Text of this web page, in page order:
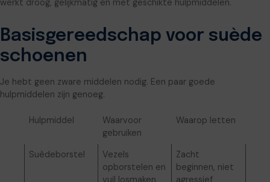
werkt droog, gelijkmatig en met geschikte hulpmiddelen.
Basisgereedschap voor suède
schoenen
Je hebt geen zware middelen nodig. Een paar goede
hulpmiddelen zijn genoeg.
Hulpmiddel
Waarvoor
gebruiken
Waarop letten
Suèdeborstel
Vezels
opborstelen en
vuil losmaken
Zacht
beginnen, niet
agressief